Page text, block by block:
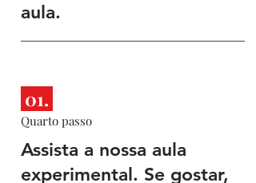
aula.
01.
Quarto passo
Assista a nossa aula
experimental. Se gostar,